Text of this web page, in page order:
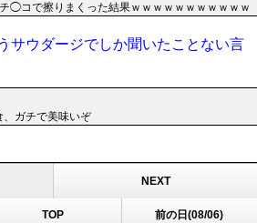
◯コで擦りまくった結果ｗｗｗｗｗｗｗｗｗｗｗ
サウダージでしか聞いたことない言
、ガチで美味いぞ
NEXT
TOP 前の日(08/06)